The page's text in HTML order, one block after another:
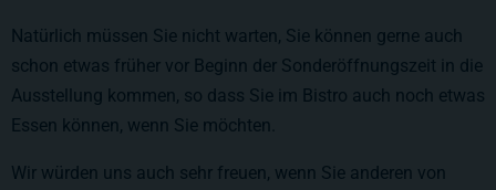
Natürlich müssen Sie nicht warten, Sie können gerne auch
schon etwas früher vor Beginn der Sonderöffnungszeit in die
Ausstellung kommen, so dass Sie im Bistro auch noch etwas
Essen können, wenn Sie möchten.
Wir würden uns auch sehr freuen, wenn Sie anderen von